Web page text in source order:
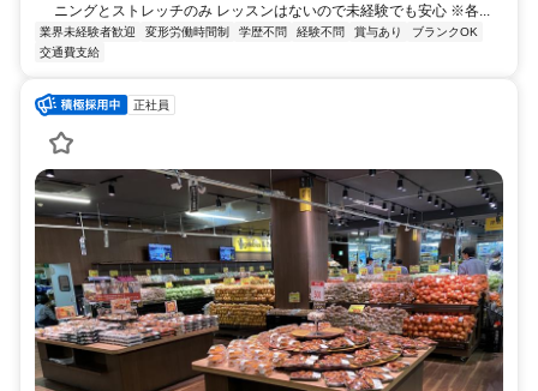
ニングとストレッチのみ レッスンはないので未経験でも安心 ※各...
業界未経験者歓迎 変形労働時間制 学歴不問 経験不問 賞与あり
ブランクOK
交通費支給
正社員